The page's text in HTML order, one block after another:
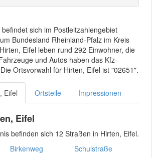
sich im Postleitzahlengebiet
Bundesland Rheinland-Pfalz im Kreis
Eifel leben rund 292 Einwohner, die
und Autos haben das Kfz-
Ortsvorwahl für Hirten, Eifel ist "02651".
Eifel Ortsteile Impressionen
Eifel
befinden sich 12 Straßen in Hirten, Eifel.
Birkenweg
Schulstraße